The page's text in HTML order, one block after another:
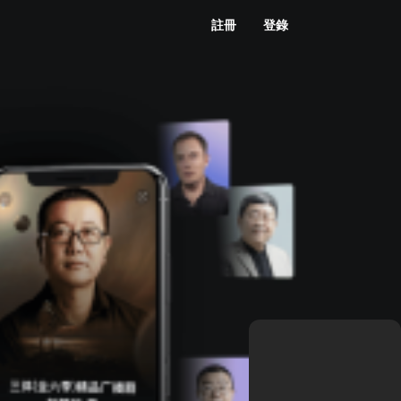
註冊 登錄